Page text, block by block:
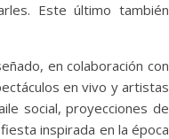
Este último también
en colaboración con
en vivo y artistas
social, proyecciones de
inspirada en la época